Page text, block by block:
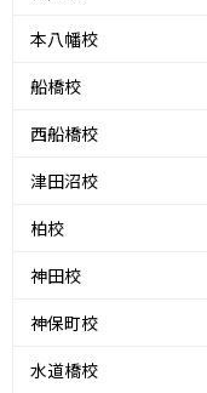
本八幡校
船橋校
西船橋校
津田沼校
柏校
神田校
神保町校
水道橋校